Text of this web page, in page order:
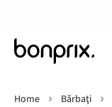
Home
Bărbaţi